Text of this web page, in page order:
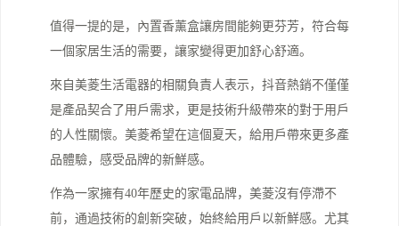
值得一提的是，內置香薰盒讓房間能夠更芬芳，符合每
一個家居生活的需要，讓家變得更加舒心舒適。
來自美菱生活電器的相關負責人表示，抖音熱銷不僅僅
是產品契合了用戶需求，更是技術升級帶來的對于用戶
的人性關懷。美菱希望在這個夏天，給用戶帶來更多產
品體驗，感受品牌的新鮮感。
作為一家擁有40年歷史的家電品牌，美菱沒有停滯不
前，通過技術的創新突破，始終給用戶以新鮮感。尤其